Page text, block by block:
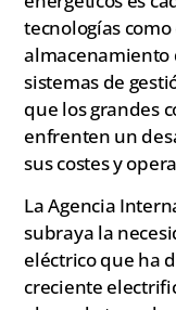
tecnologías
almacenamiento
sistemas de
que los grandes
enfrenten un
sus costes y
La Agencia
subraya la
eléctrico que ha
creciente